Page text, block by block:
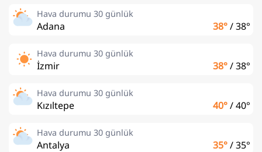
Hava durumu 30 günlük
Adana 38°/38°
Hava durumu 30 günlük
İzmir 38°/38°
Hava durumu 30 günlük
Kızıltepe 40°/40°
Hava durumu 30 günlük
Antalya 35°/35°